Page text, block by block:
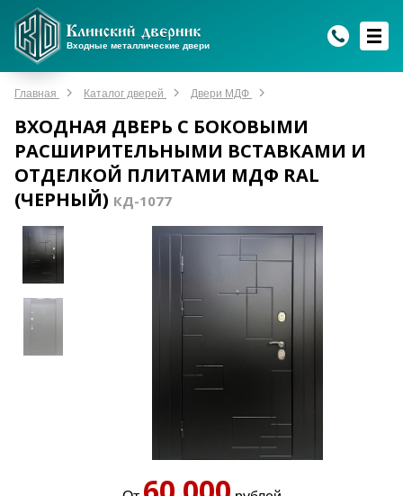
Входные металлические двери
Главная Каталог дверей Двери МДФ
ВХОДНАЯ ДВЕРЬ С БОКОВЫМИ
РАСШИРИТЕЛЬНЫМИ ВСТАВКАМИ И
ОТДЕЛКОЙ ПЛИТАМИ МДФ RAL
(ЧЕРНЫЙ) КД-1077
Max
Мы онлайн!
WhatsApp
Мы онлайн!
Telegram
Мы онлайн!
Max
Мы онлайн!
WhatsApp
Мы онлайн!